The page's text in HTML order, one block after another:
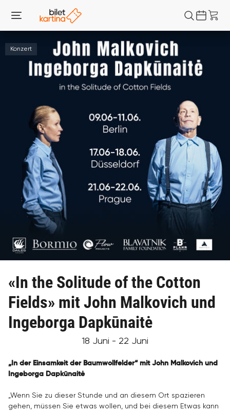
Konzert
«In the Solitude of the Cotton
Fields» mit John Malkovich und
Ingeborga Dapkūnaitė
18 Juni - 22 Juni
„In der Einsamkeit der Baumwollfelder“ mit John Malkovich und
Ingeborga Dapkūnaitė
„Wenn Sie zu dieser Stunde und an diesem Ort spazieren
gehen, müssen Sie etwas wollen, und bei diesem Etwas kann